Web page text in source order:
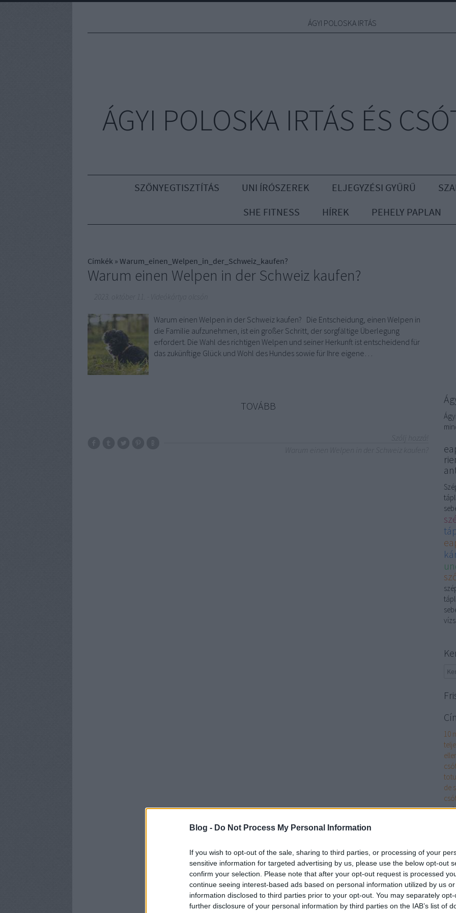
Blog - Do Not Process My Personal Information
If you wish to opt-out of the sale, sharing to third parties, or processing of your
sensitive information for targeted advertising by us, please use the below opt-out
confirm your selection. Please note that after your opt-out request is processed
continue seeing interest-based ads based on personal information utilized by us
information disclosed to third parties prior to your opt-out. You may separately
further disclosure of your personal information by third parties on the IAB’s list of
ÁGYI POLOSKA IRTÁS
ÁGYI POLOSKA IRTÁS ÉS
SZŐNYEGTISZTÍTÁS UNI ÍRÓSZEREK ELJEGYZÉSI GYŰRŰ
SHE FITNESS
HÍREK PEHELY PAPLAN
Címkék » Warum_einen_Welpen_in_der_Schweiz_kaufen?
Warum einen Welpen in der Schweiz kaufen?
Warum einen Welpen in der Schweiz kaufen? Die Entscheidung, einen Welpen in
die Familie aufzunehmen, ist ein großer Schritt, der sorgfältige Überlegung
erfordert. Die Wahl des richtigen Welpen und seiner Herkunft ist entscheidend für
das zukünftige Glück und Wohl des Hundes sowie für Ihre eigene…
TOVÁBB
10
de
és